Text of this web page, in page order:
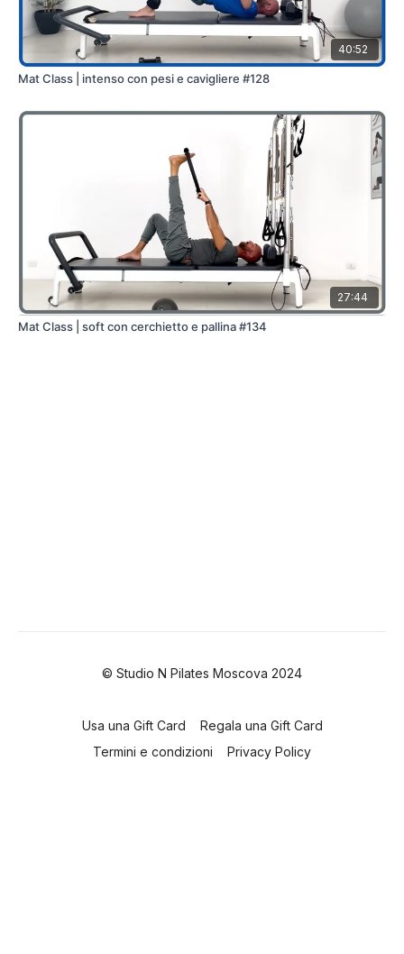
40:52
Mat Class | intenso con pesi e cavigliere #128
27:44
Mat Class | soft con cerchietto e pallina #134
© Studio N Pilates Moscova 2024
Usa una Gift Card
Regala una Gift Card
Termini e condizioni
Privacy Policy